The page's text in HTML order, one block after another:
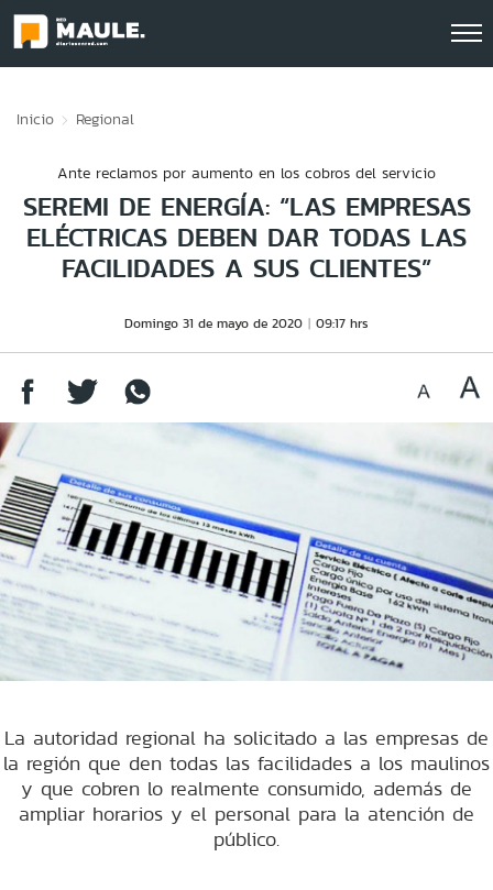
Inicio Regional
Ante reclamos por aumento en los cobros del servicio
SEREMI DE ENERGÍA: “LAS EMPRESAS
ELÉCTRICAS DEBEN DAR TODAS LAS
FACILIDADES A SUS CLIENTES”
Domingo 31 de mayo de 2020 09:17 hrs
La autoridad regional ha solicitado a las empresas de
la región que den todas las facilidades a los maulinos
y que cobren lo realmente consumido, además de
ampliar horarios y el personal para la atención de
público.